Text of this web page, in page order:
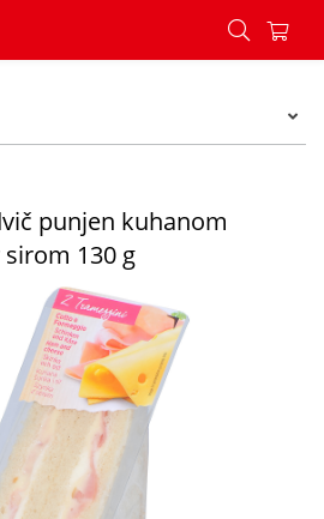
Sendvič punjen kuhanom šunkom i
punjen kuhanom
130 g